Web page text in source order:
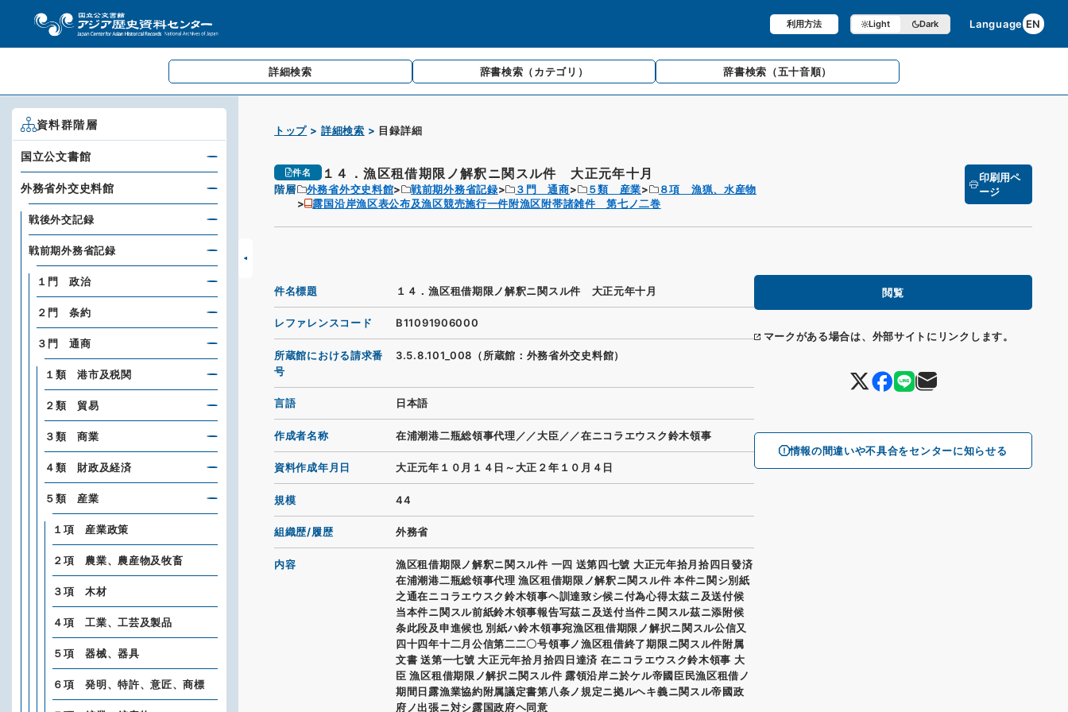
利用方法 Light Dark Language EN
詳細検索 辞書検索 （カテゴリ） 辞書検索 （五十音順）
トップ 詳細検索 目録詳細
件名 １４．漁区租借期限ノ解釈ニ関スル件 大正元年十月
階層 外務省外交史料館 戦前期外務省記録 ３門 通商 ５類 産業
８項 漁猟、水産物
露国沿岸漁区表公布及漁区競売施行一件附漁区附帯諸雑件 第七ノ二巻
印刷用ペ
ージ
閲覧
マークがある場合は、外部サイトにリンクします。
情報の間違いや不具合をセンターに知らせる
件名標題 １４．漁区租借期限ノ解釈ニ関スル件 大正元年十月
レファレンスコード B11091906000
所蔵館における請求番
号
3.5.8.101_008（所蔵館：外務省外交史料館）
言語 日本語
作成者名称 在浦潮港二瓶総領事代理／／大臣／／在ニコラエウスク鈴木領事
資料作成年月日 大正元年１０月１４日～大正２年１０月４日
規模 44
組織歴/履歴 外務省
内容
漁区租借期限ノ解釈ニ関スル件 一四 送第四七號 大正元年拾月拾四日發済
在浦潮港二瓶総領事代理 漁区租借期限ノ解釈ニ関スル件 本件ニ関シ別紙
之通在ニコラエウスク鈴木領事ヘ訓達致シ候ニ付為心得太茲ニ及送付候
当本件ニ関スル前紙鈴木領事報告写茲ニ及送付当件ニ関スル茲ニ添附候
条此段及申進候也 別紙ハ鈴木領事宛漁区租借期限ノ解択ニ関スル公信又
四十四年十二月公信第二二〇号領事ノ漁区租借終了期限ニ関スル件附属
文書 送第一七號 大正元年拾月拾四日達済 在ニコラエウスク鈴木領事 大
臣 漁区租借期限ノ解択ニ関スル件 露領沿岸ニ於ケル帝國臣民漁区租借ノ
期間日露漁業協約附属議定書第八条ノ規定ニ拠ルヘキ義ニ関スル帝國政
府ノ出張ニ対シ露国政府ヘ同意
資料群階層
国立公文書館
外務省外交史料館
戦後外交記録
戦前期外務省記録
１門 政治
２門 条約
３門 通商
１類 港市及税関
２類 貿易
３類 商業
４類 財政及経済
５類 産業
１項 産業政策
２項 農業、農産物及牧畜
３項 木材
４項 工業、工芸及製品
５項 器械、器具
６項 発明、特許、意匠、商標